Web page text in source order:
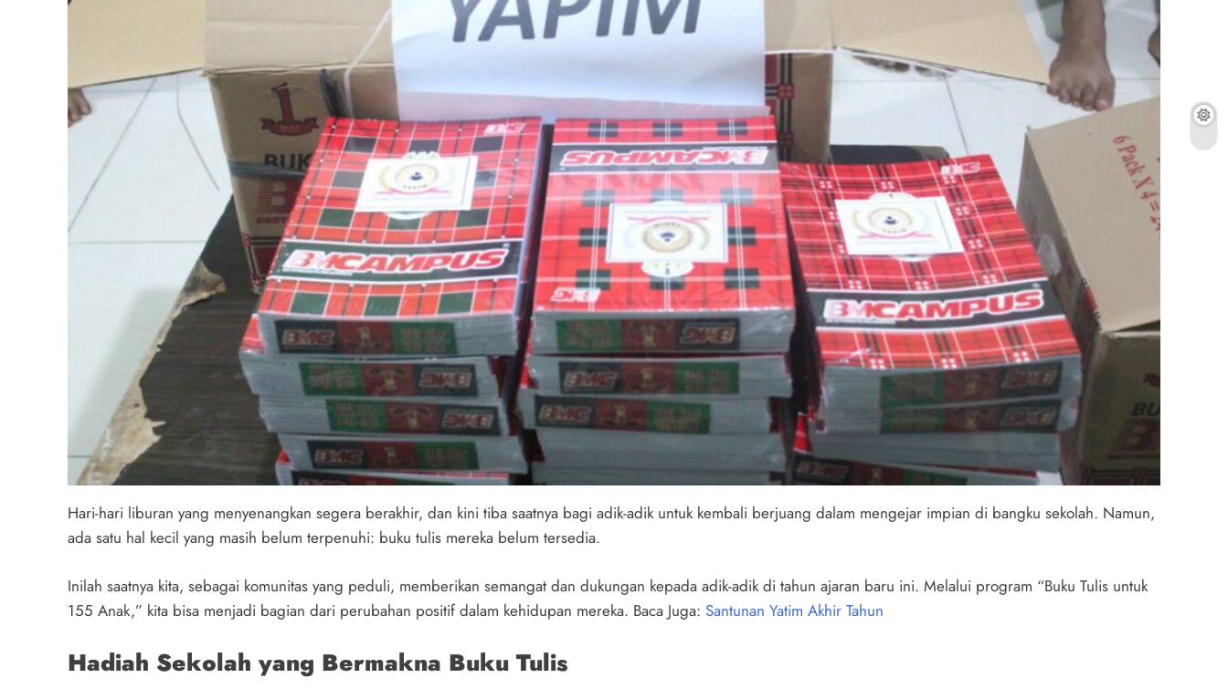
Hari-hari liburan yang menyenangkan segera berakhir, dan kini tiba saatnya bagi adik-adik untuk kembali berjuang dalam mengejar impian di bangku sekolah. Namun,
ada satu hal kecil yang masih belum terpenuhi: buku tulis mereka belum tersedia.
Inilah saatnya kita, sebagai komunitas yang peduli, memberikan semangat dan dukungan kepada adik-adik di tahun ajaran baru ini. Melalui program “Buku Tulis untuk
155 Anak,” kita bisa menjadi bagian dari perubahan positif dalam kehidupan mereka. Baca Juga: Santunan Yatim Akhir Tahun
Hadiah Sekolah yang Bermakna Buku Tulis